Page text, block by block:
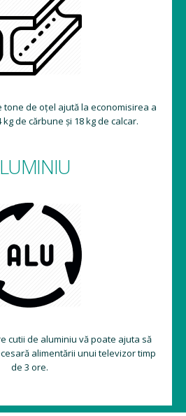
tone de oțel ajută la economisirea a
kg de cărbune și 18 kg de calcar.
cutii de aluminiu vă poate ajuta să
alimentării unui televizor timp
de 3 ore.